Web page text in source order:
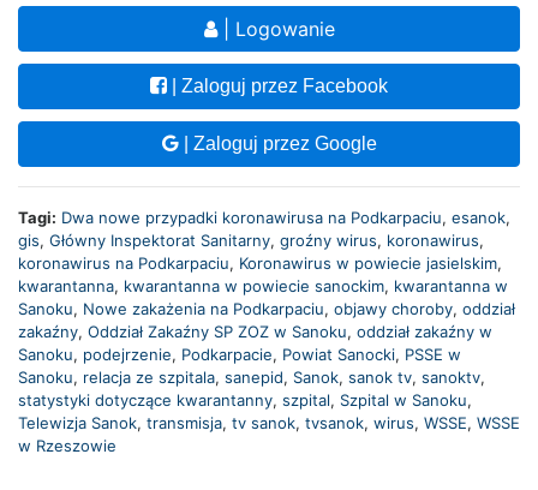
| Logowanie
| Zaloguj przez Facebook
| Zaloguj przez Google
Tagi: Dwa nowe przypadki koronawirusa na Podkarpaciu, esanok,
gis, Główny Inspektorat Sanitarny, groźny wirus, koronawirus,
koronawirus na Podkarpaciu, Koronawirus w powiecie jasielskim,
kwarantanna, kwarantanna w powiecie sanockim, kwarantanna w
Sanoku, Nowe zakażenia na Podkarpaciu, objawy choroby, oddział
zakaźny, Oddział Zakaźny SP ZOZ w Sanoku, oddział zakaźny w
Sanoku, podejrzenie, Podkarpacie, Powiat Sanocki, PSSE w
Sanoku, relacja ze szpitala, sanepid, Sanok, sanok tv, sanoktv,
statystyki dotyczące kwarantanny, szpital, Szpital w Sanoku,
Telewizja Sanok, transmisja, tv sanok, tvsanok, wirus, WSSE, WSSE
w Rzeszowie